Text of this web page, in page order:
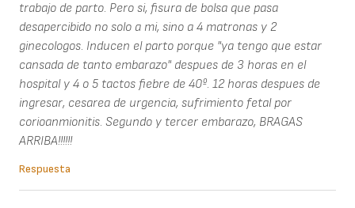
trabajo de parto. Pero si, fisura de bolsa que pasa
desapercibido no solo a mi, sino a 4 matronas y 2
ginecologos. Inducen el parto porque "ya tengo que estar
cansada de tanto embarazo" despues de 3 horas en el
hospital y 4 o 5 tactos fiebre de 40º. 12 horas despues de
ingresar, cesarea de urgencia, sufrimiento fetal por
corioanmionitis. Segundo y tercer embarazo, BRAGAS
ARRIBA!!!!!!
Respuesta